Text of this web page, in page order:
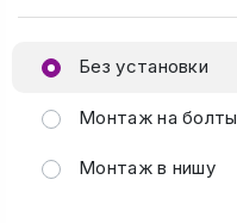
Без установки
Монтаж на болты
Монтаж в нишу